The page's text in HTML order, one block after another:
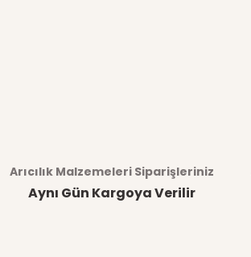
Arıcılık Malzemeleri Siparişleriniz
Aynı Gün Kargoya Verilir